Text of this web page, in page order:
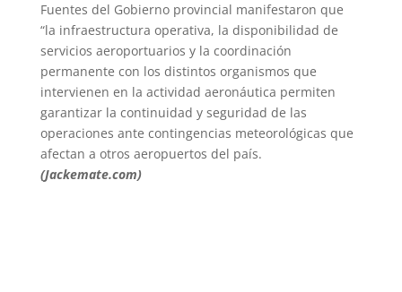
Fuentes del Gobierno provincial manifestaron que
“la infraestructura operativa, la disponibilidad de
servicios aeroportuarios y la coordinación
permanente con los distintos organismos que
intervienen en la actividad aeronáutica permiten
garantizar la continuidad y seguridad de las
operaciones ante contingencias meteorológicas que
afectan a otros aeropuertos del país.
(Jackemate.com)